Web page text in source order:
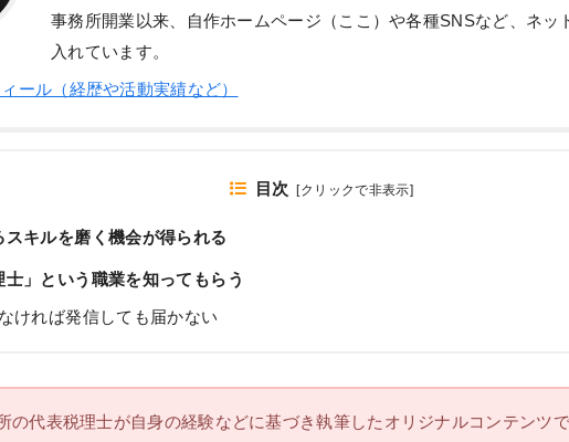
事務所開業以来、自作ホームページ（ここ）や各種SNSなど、ネッ
入れています。
ール（経歴や活動実績など）
目次 [クリックで非表示]
スキルを磨く機会が得られる
」という職業を知ってもらう
ければ発信しても届かない
の代表税理士が自身の経験などに基づき執筆したオリジナルコンテンツで